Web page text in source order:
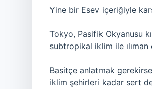
Yine bir Esev içeriğiyle
Tokyo, Pasifik Okyanusu
subtropikal iklim ile
Basitçe anlatmak
iklim şehirleri kadar sert